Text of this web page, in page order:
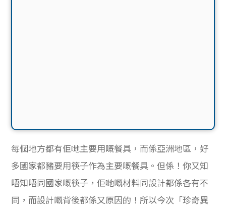
每個地方都有佢哋主要用嘅餐具，而係亞洲地區，好
多國家都豬要用筷子作為主要嘅餐具。但係！你又知
唔知唔同國家嘅筷子，佢哋嘅材料同設計都係各有不
同，而設計嘅背後都係又原因的！所以今次「珍奇異